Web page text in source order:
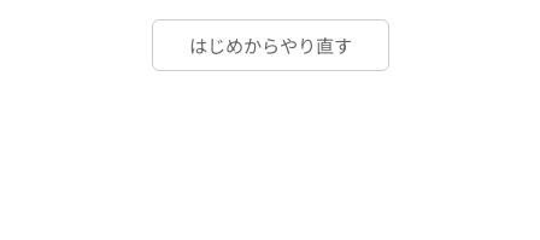
はじめからやり直す